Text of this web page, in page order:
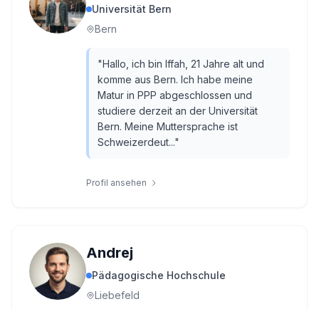
Universität Bern
Bern
"Hallo, ich bin Iffah, 21 Jahre alt und
komme aus Bern. Ich habe meine
Matur in PPP abgeschlossen und
studiere derzeit an der Universität
Bern. Meine Muttersprache ist
Schweizerdeut..."
Profil ansehen
Andrej
Pädagogische Hochschule
Liebefeld